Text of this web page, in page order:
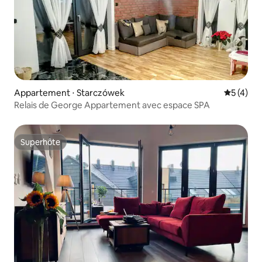
Appartement ⋅ Starczówek
5 (4)
Relais de George Appartement avec espace SPA
Superhôte
Superhôte